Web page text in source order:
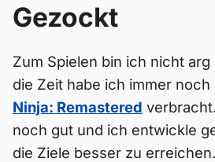
Gezockt
Zum Spielen bin ich nicht
die Zeit habe ich immer noch
Ninja: Remastered
noch gut und ich entwickle
die Ziele besser zu